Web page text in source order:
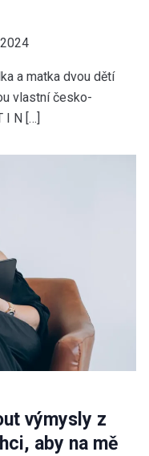
a matka dvou dětí
vlastní česko-
I N […]
výmysly z
aby na mě